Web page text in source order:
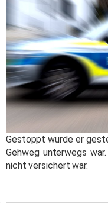
Gestoppt wurde er
Gehweg unterwegs
nicht versichert war.